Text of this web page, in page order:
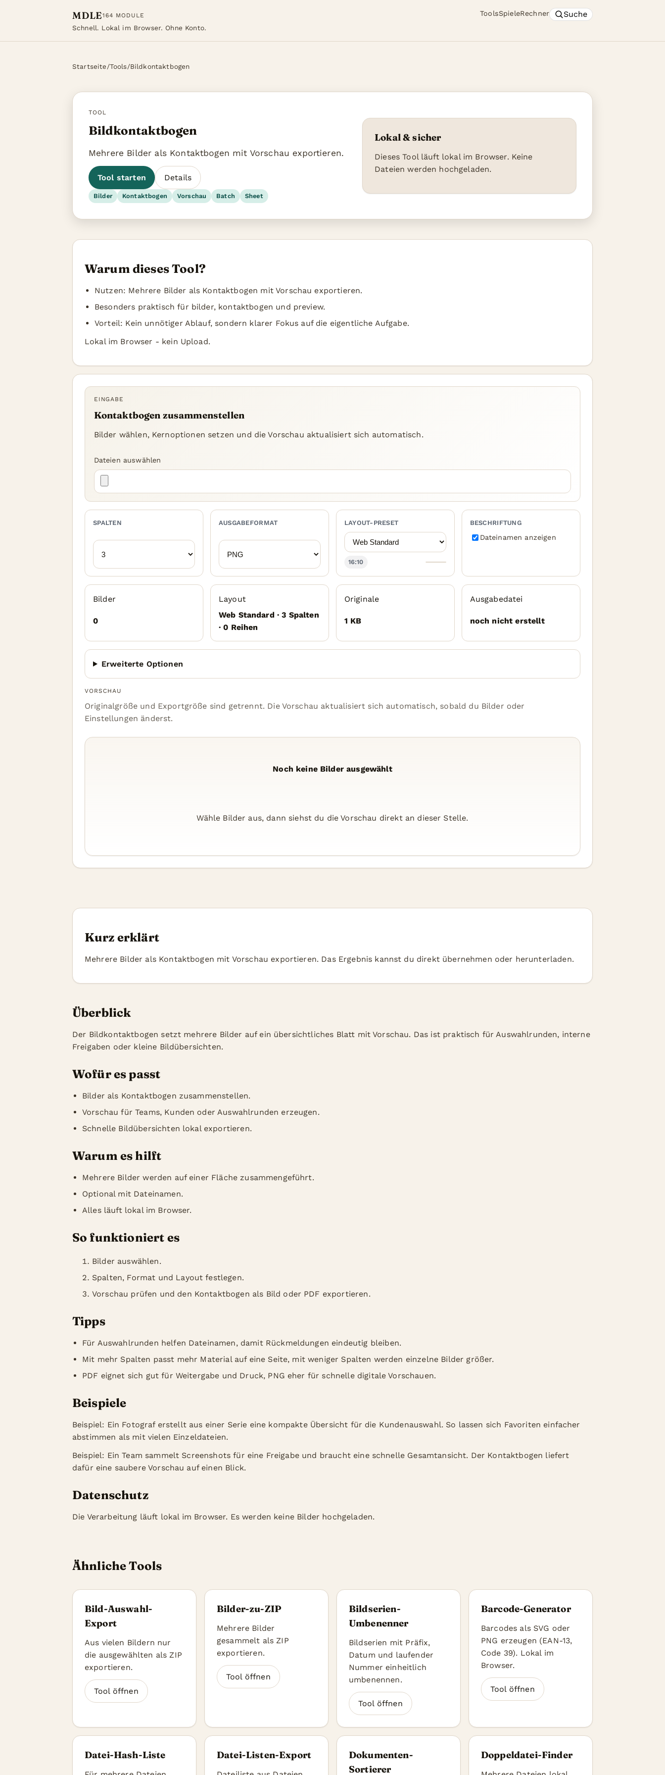
MDLE164 MODULE
Schnell. Lokal im Browser. Ohne Konto.
ToolsSpieleRechner Suche
Startseite/Tools/Bildkontaktbogen
TOOL
Bildkontaktbogen
Mehrere Bilder als Kontaktbogen mit Vorschau exportieren.
Tool starten Details
Bilder Kontaktbogen Vorschau Batch Sheet
Lokal & sicher
Dieses Tool läuft lokal im Browser. Keine
Dateien werden hochgeladen.
Warum dieses Tool?
Nutzen: Mehrere Bilder als Kontaktbogen mit Vorschau exportieren.
Besonders praktisch für bilder, kontaktbogen und preview.
Vorteil: Kein unnötiger Ablauf, sondern klarer Fokus auf die eigentliche Aufgabe.
Lokal im Browser - kein Upload.
EINGABE
Kontaktbogen zusammenstellen
Bilder wählen, Kernoptionen setzen und die Vorschau aktualisiert sich automatisch.
Dateien auswählen
SPALTEN AUSGABEFORMAT LAYOUT-PRESET
16:10
BESCHRIFTUNG
Dateinamen anzeigen
Bilder
0
Layout
Web Standard · 3 Spalten
· 0 Reihen
Originale
1 KB
Ausgabedatei
noch nicht erstellt
Erweiterte Optionen
VORSCHAU
Originalgröße und Exportgröße sind getrennt. Die Vorschau aktualisiert sich automatisch, sobald du Bilder oder
Einstellungen änderst.
Noch keine Bilder ausgewählt
Wähle Bilder aus, dann siehst du die Vorschau direkt an dieser Stelle.
Kurz erklärt
Mehrere Bilder als Kontaktbogen mit Vorschau exportieren. Das Ergebnis kannst du direkt übernehmen oder herunterladen.
Überblick
Der Bildkontaktbogen setzt mehrere Bilder auf ein übersichtliches Blatt mit Vorschau. Das ist praktisch für Auswahlrunden, interne
Freigaben oder kleine Bildübersichten.
Wofür es passt
Bilder als Kontaktbogen zusammenstellen.
Vorschau für Teams, Kunden oder Auswahlrunden erzeugen.
Schnelle Bildübersichten lokal exportieren.
Warum es hilft
Mehrere Bilder werden auf einer Fläche zusammengeführt.
Optional mit Dateinamen.
Alles läuft lokal im Browser.
So funktioniert es
Bilder auswählen.
Spalten, Format und Layout festlegen.
Vorschau prüfen und den Kontaktbogen als Bild oder PDF exportieren.
Tipps
Für Auswahlrunden helfen Dateinamen, damit Rückmeldungen eindeutig bleiben.
Mit mehr Spalten passt mehr Material auf eine Seite, mit weniger Spalten werden einzelne Bilder größer.
PDF eignet sich gut für Weitergabe und Druck, PNG eher für schnelle digitale Vorschauen.
Beispiele
Beispiel: Ein Fotograf erstellt aus einer Serie eine kompakte Übersicht für die Kundenauswahl. So lassen sich Favoriten einfacher
abstimmen als mit vielen Einzeldateien.
Beispiel: Ein Team sammelt Screenshots für eine Freigabe und braucht eine schnelle Gesamtansicht. Der Kontaktbogen liefert
dafür eine saubere Vorschau auf einen Blick.
Datenschutz
Die Verarbeitung läuft lokal im Browser. Es werden keine Bilder hochgeladen.
Ähnliche Tools
Bild-Auswahl-
Export
Aus vielen Bildern nur
die ausgewählten als ZIP
exportieren.
Tool öffnen
Bilder-zu-ZIP
Mehrere Bilder
gesammelt als ZIP
exportieren.
Tool öffnen
Bildserien-
Umbenenner
Bildserien mit Präfix,
Datum und laufender
Nummer einheitlich
umbenennen.
Tool öffnen
Barcode-Generator
Barcodes als SVG oder
PNG erzeugen (EAN-13,
Code 39). Lokal im
Browser.
Tool öffnen
Datei-Hash-Liste Datei-Listen-Export
Dokumenten-
Sortierer
Doppeldatei-Finder